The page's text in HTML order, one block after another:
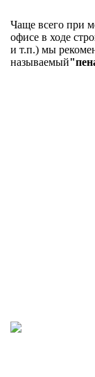
Чаще всего при
офисе в ходе
и т.п.) мы
называемый